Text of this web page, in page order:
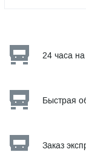
24 часа
Быстрая
Заказ